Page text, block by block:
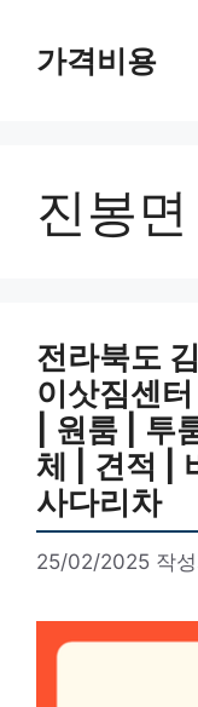
가격비용
진봉
전라북도
이삿짐센
| 원룸 | 투
체 | 견적 |
사다리차
25/02/2025 작